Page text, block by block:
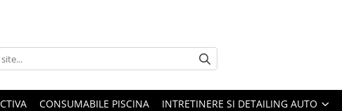
CONSUMABILE PISCINA INTRETINERE SI DETAILING AUTO